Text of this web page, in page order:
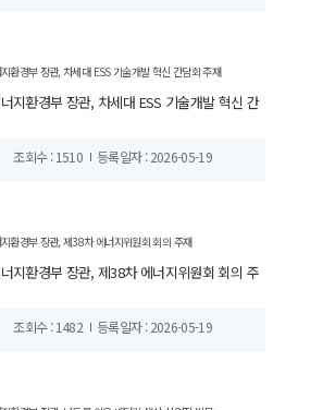
지환경부 장관, 차세대 ESS 기술개발 혁신 간
조회수 : 1510 등록일자 : 2026-05-19
지환경부 장관, 제38차 에너지위원회 회의 주
조회수 : 1482 등록일자 : 2026-05-19